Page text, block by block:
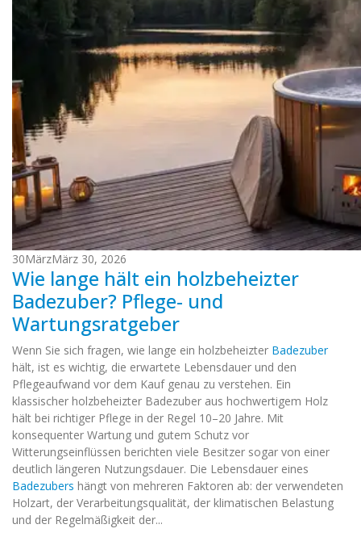
30MärzMärz 30, 2026
Wie lange hält ein holzbeheizter
Badezuber? Pflege- und
Wartungsratgeber
Wenn Sie sich fragen, wie lange ein holzbeheizter Badezuber
hält, ist es wichtig, die erwartete Lebensdauer und den
Pflegeaufwand vor dem Kauf genau zu verstehen. Ein
klassischer holzbeheizter Badezuber aus hochwertigem Holz
hält bei richtiger Pflege in der Regel 10–20 Jahre. Mit
konsequenter Wartung und gutem Schutz vor
Witterungseinflüssen berichten viele Besitzer sogar von einer
deutlich längeren Nutzungsdauer. Die Lebensdauer eines
Badezubers hängt von mehreren Faktoren ab: der verwendeten
Holzart, der Verarbeitungsqualität, der klimatischen Belastung
und der Regelmäßigkeit der...